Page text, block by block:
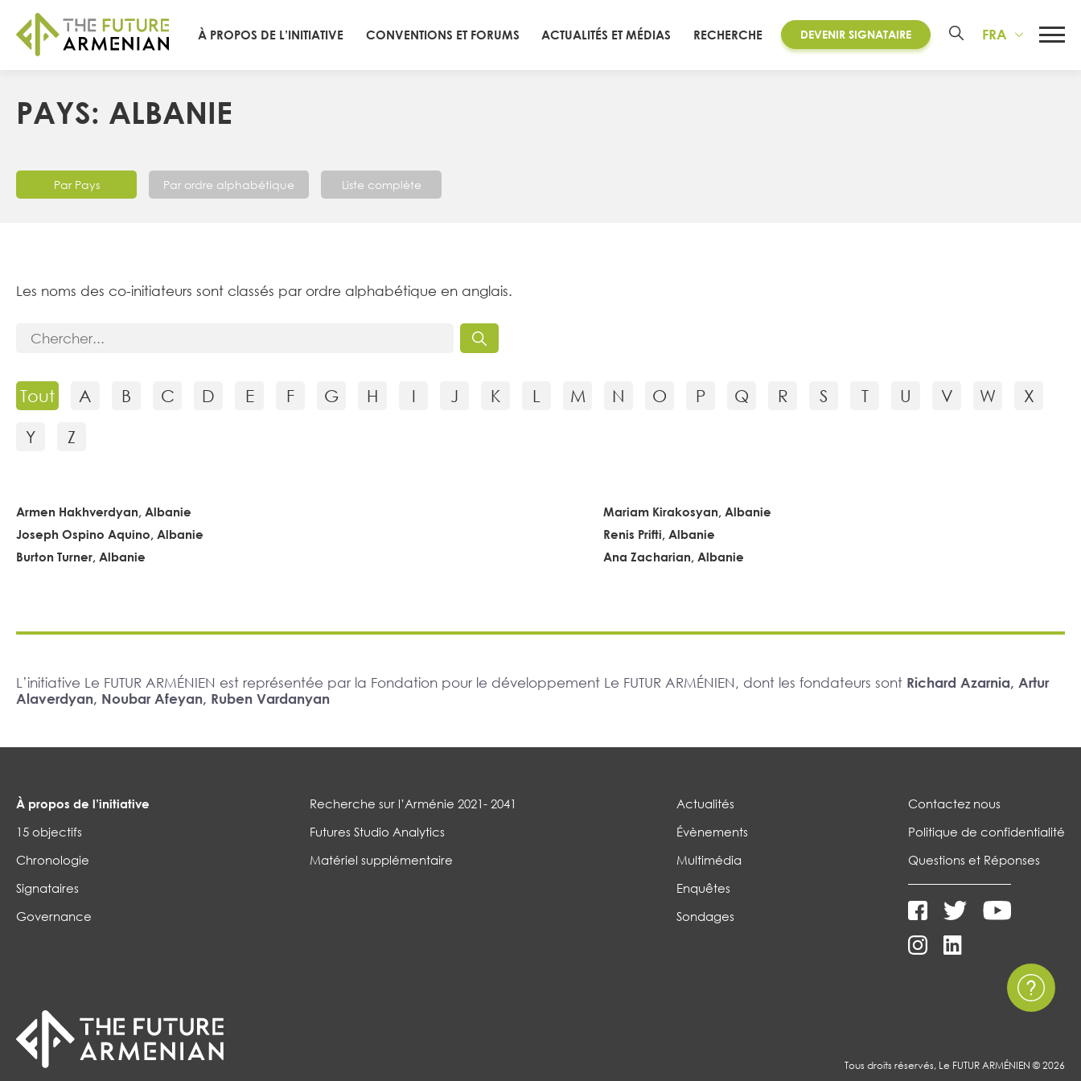
À PROPOS DE L’INITIATIVE CONVENTIONS ET FORUMS ACTUALITÉS ET MÉDIAS RECHERCHE DEVENIR SIGNATAIRE FRA
PAYS: ALBANIE
Par Pays Par ordre alphabétique Liste complète
Les noms des co-initiateurs sont classés par ordre alphabétique en anglais.
Tout A B C D E F G H I J K L M N O P Q R S T U V W
X
Y
Z
Armen Hakhverdyan, Albanie
Mariam Kirakosyan, Albanie
Joseph Ospino Aquino, Albanie
Renis Prifti, Albanie
Burton Turner, Albanie
Ana Zacharian, Albanie
L’initiative Le FUTUR ARMÉNIEN est représentée par la Fondation pour le développement Le FUTUR ARMÉNIEN, dont les fondateurs sont Richard Azarnia, Artur
Alaverdyan, Noubar Afeyan, Ruben Vardanyan
À propos de l’initiative
15 objectifs
Chronologie
Signataires
Governance
Recherche sur l’Arménie 2021- 2041
Futures Studio Analytics
Matériel supplémentaire
Actualités
Évènements
Multimédia
Enquêtes
Sondages
Contactez nous
Politique de confidentialité
Questions et Réponses
Tous droits réservés, Le FUTUR ARMÉNIEN © 2026